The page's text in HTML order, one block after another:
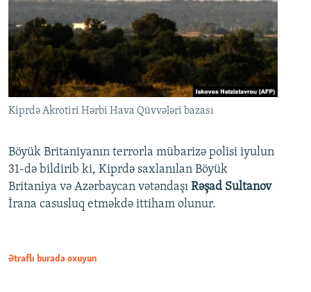
Kiprdə Akrotiri Hərbi Hava Qüvvələri bazası
Böyük Britaniyanın terrorla mübarizə polisi iyulun
31-də bildirib ki, Kiprdə saxlanılan Böyük
Britaniya və Azərbaycan vətəndaşı Rəşad Sultanov
İrana casusluq etməkdə ittiham olunur.
Ətraflı burada oxuyun